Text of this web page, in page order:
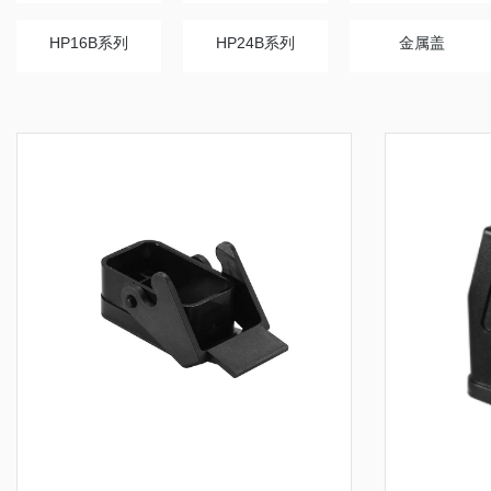
HP16B系列 HP24B系列 金属盖